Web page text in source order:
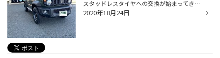
スタッドレスタイヤへの交換が始まってきているこの時期、 何日か前もご紹介しましたが、最近でも多数の交換作業のご依頼や ご購入いただいた新品タイヤ・アルミセットの装着がドンドン増えてきております！ ～ジムニーシエラ・新品アルミセット装着(ＤＭ－Ｖ３×マッドクロス)～ ～Ｘートレイル・新...
2020年10月24日